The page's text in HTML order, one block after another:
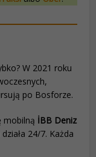
W 2021 roku
po Bosforze.
mobilną İBB Deniz
działa 24/7. Każda